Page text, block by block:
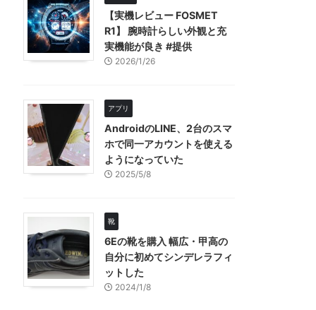
【実機レビュー FOSMET
R1】 腕時計らしい外観と充
実機能が良き #提供
2026/1/26
アプリ
AndroidのLINE、2台のスマ
ホで同一アカウントを使える
ようになっていた
2025/5/8
靴
6Eの靴を購入 幅広・甲高の
自分に初めてシンデレラフィ
ットした
2024/1/8